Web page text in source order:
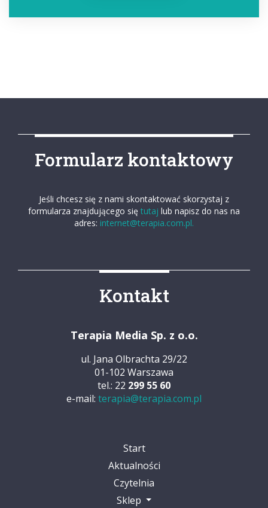
Formularz kontaktowy
Jeśli chcesz się z nami skontaktować skorzystaj z
formularza znajdującego się tutaj lub napisz do nas na
adres: internet@terapia.com.pl.
Kontakt
Terapia Media Sp. z o.o.
ul. Jana Olbrachta 29/22
01-102 Warszawa
tel.: 22 299 55 60
e-mail: terapia@terapia.com.pl
Start
Aktualności
Czytelnia
Sklep